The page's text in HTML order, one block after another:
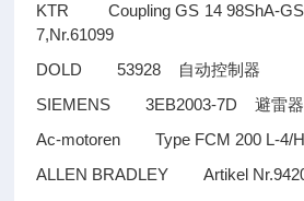
KTR Coupling GS 14 98ShA-GS
7,Nr.61099
DOLD 53928
自动控制器
SIEMENS 3EB2003-7D避雷器
Ac-motoren Type FCM 200 L-4/
ALLEN BRADLEY Artikel